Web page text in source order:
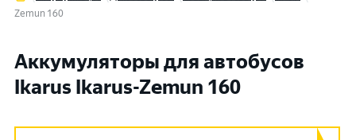
Zemun 160
Аккумуляторы для автобусов
Ikarus Ikarus-Zemun 160